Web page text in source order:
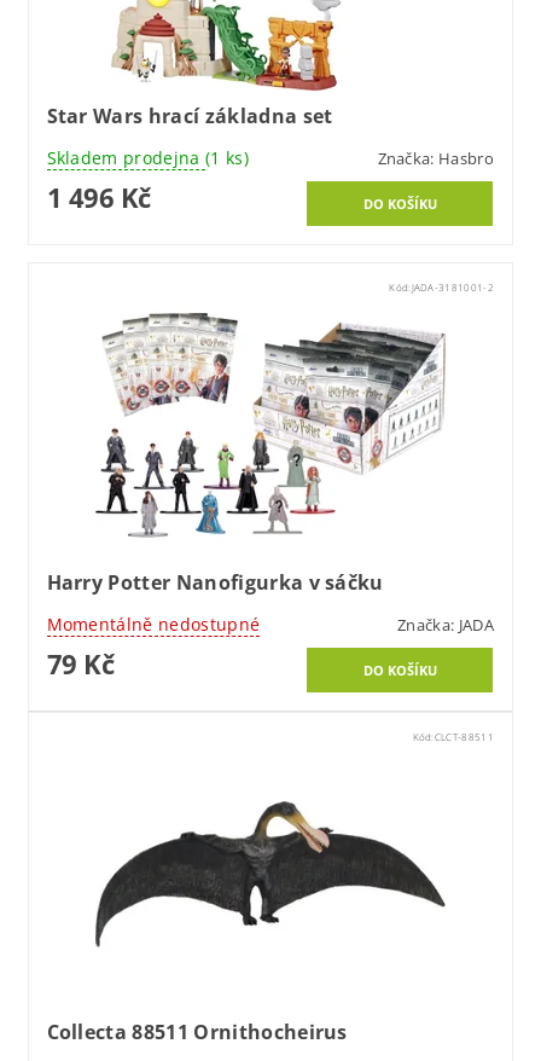
Star Wars hrací základna set
Skladem prodejna (1 ks) Značka: Hasbro
1 496 Kč
Kód: JADA-3181001-2
Harry Potter Nanofigurka v sáčku
Momentálně nedostupné Značka: JADA
79 Kč
Kód: CLCT-88511
Collecta 88511 Ornithocheirus